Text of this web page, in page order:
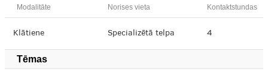
Modalitāte Norises vieta Kontaktstundas
Klātiene Specializētā telpa 4
Tēmas